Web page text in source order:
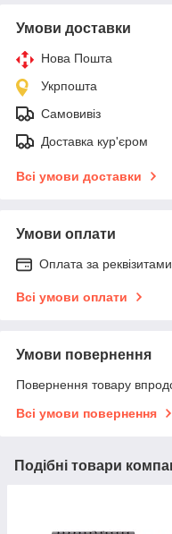
Умови доставки
Нова Пошта
Укрпошта
Самовивіз
Доставка кур'єром
Всі умови доставки
Умови оплати
Оплата за реквізитами
Всі умови оплати
Умови повернення
Повернення товару
Всі умови повернення
Подібні товари